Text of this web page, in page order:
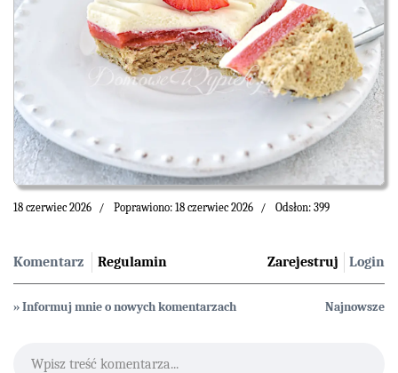
18 czerwiec 2026 Poprawiono: 18 czerwiec 2026 Odsłon: 399
Komentarz Regulamin Login
Zarejestruj
» Informuj mnie o nowych komentarzach Najnowsze
Wpisz treść komentarza...